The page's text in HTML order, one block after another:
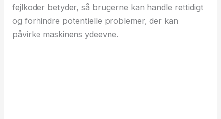
fejlkoder betyder, så brugerne kan handle rettidigt
og forhindre potentielle problemer, der kan
påvirke maskinens ydeevne.